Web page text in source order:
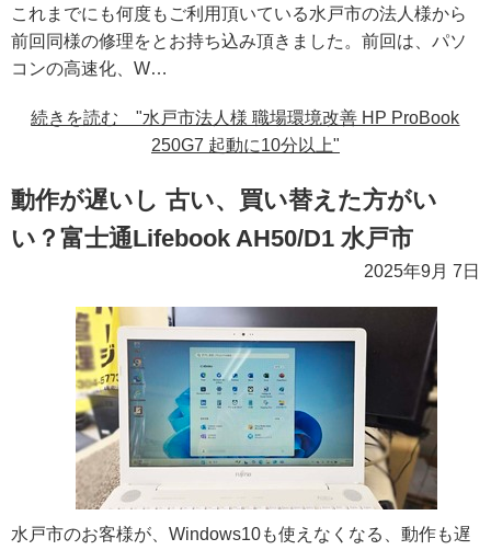
これまでにも何度もご利用頂いている水戸市の法人様から
前回同様の修理をとお持ち込み頂きました。前回は、パソ
コンの高速化、W…
続きを読む "水戸市法人様 職場環境改善 HP ProBook
250G7 起動に10分以上"
動作が遅いし 古い、買い替えた方がい
い？富士通Lifebook AH50/D1 水戸市
2025年9月 7日
水戸市のお客様が、Windows10も使えなくなる、動作も遅